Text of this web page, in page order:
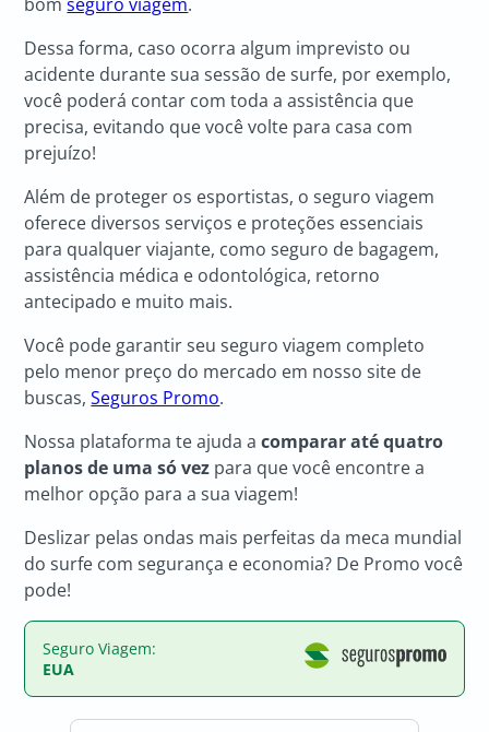
Dessa forma, caso ocorra algum imprevisto ou
acidente durante sua sessão de surfe, por exemplo,
você poderá contar com toda a assistência que
precisa, evitando que você volte para casa com
prejuízo!
Além de proteger os esportistas, o seguro viagem
oferece diversos serviços e proteções essenciais
para qualquer viajante, como seguro de bagagem,
assistência médica e odontológica, retorno
antecipado e muito mais.
Você pode garantir seu seguro viagem completo
pelo menor preço do mercado em nosso site de
buscas,Seguros Promo.
Nossa plataforma te ajuda acomparar até quatro
planos de uma só vez para que você encontre a
melhor opção para a sua viagem!
Deslizar pelas ondas mais perfeitas da meca mundial
do surfe com segurança e economia? De Promo você
pode!
Seguro Viagem:
EUA